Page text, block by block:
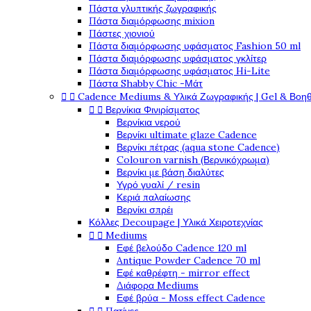
Πάστα γλυπτικής ζωγραφικής
Πάστα διαμόρφωσης mixion
Πάστες χιονιού
Πάστα διαμόρφωσης υφάσματος Fashion 50 ml
Πάστα διαμόρφωσης υφάσματος γκλίτερ
Πάστα διαμόρφωσης υφάσματος Hi-Lite
Πάστα Shabby Chic -Μάτ
  Cadence Mediums & Υλικά Ζωγραφικής | Gel &
  Βερνίκια Φινιρίσματος
Βερνίκια νερού
Βερνίκι ultimate glaze Cadence
Βερνίκι πέτρας (aqua stone Cadence)
Colouron varnish (Βερνικόχρωμα)
Βερνίκι με βάση διαλύτες
Υγρό γυαλί / resin
Κεριά παλαίωσης
Βερνίκι σπρέι
Κόλλες Decoupage | Υλικά Χειροτεχνίας
  Mediums
Εφέ βελούδο Cadence 120 ml
Antique Powder Cadence 70 ml
Εφέ καθρέφτη - mirror effect
Διάφορα Mediums
Εφέ βρύα - Moss effect Cadence